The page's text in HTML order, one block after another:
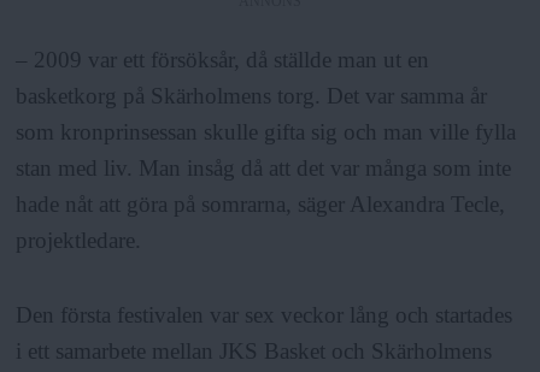
a
– 2009 var ett försöksår, då ställde man ut en
basketkorg på Skärholmens torg. Det var samma år
som kronprinsessan skulle gifta sig och man ville fylla
stan med liv. Man insåg då att det var många som inte
hade nåt att göra på somrarna, säger Alexandra Tecle,
projektledare.
Den första festivalen var sex veckor lång och startades
i ett samarbete mellan JKS Basket och Skärholmens